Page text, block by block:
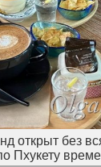
открыт без
Пхукету